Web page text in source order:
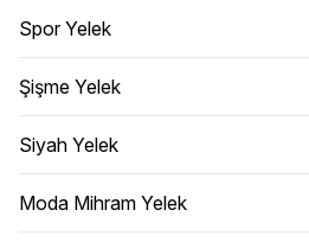
Spor Yelek
Şişme Yelek
Siyah Yelek
Moda Mihram Yelek